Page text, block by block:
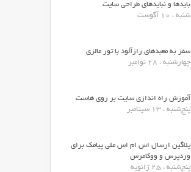
بایدها و نبایدهای طراحی سایت
شنبه ، 10 آگوست
سفر به معبدهای رازآلود با تور مالزی
چهارشنبه ، 28 نوامبر
آموزش راه اندازی سایت بر روی هاست
پنج‌شنبه ، 13 سپتامبر
پلاگین ارسال اس ام اس ملی پیامک برای
وردپرس و ووکامرس
پنج‌شنبه ، 25 ژانویه